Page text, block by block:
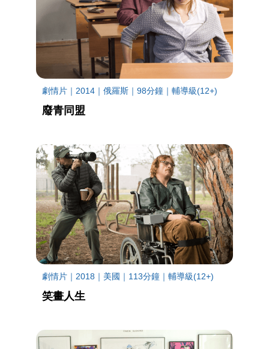
劇情片｜2014｜俄羅斯｜98分鐘｜輔導級(12+)
廢青同盟
劇情片｜2018｜美國｜113分鐘｜輔導級(12+)
笑畫人生